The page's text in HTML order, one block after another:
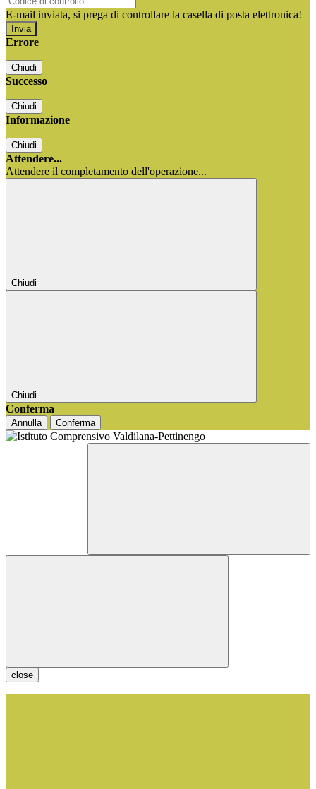
E-mail inviata, si prega di controllare la casella di posta elettronica!
Errore
Chiudi
Successo
Chiudi
Informazione
Chiudi
Attendere...
Attendere il completamento dell'operazione...
Chiudi
Chiudi
Conferma
Annulla Conferma
close